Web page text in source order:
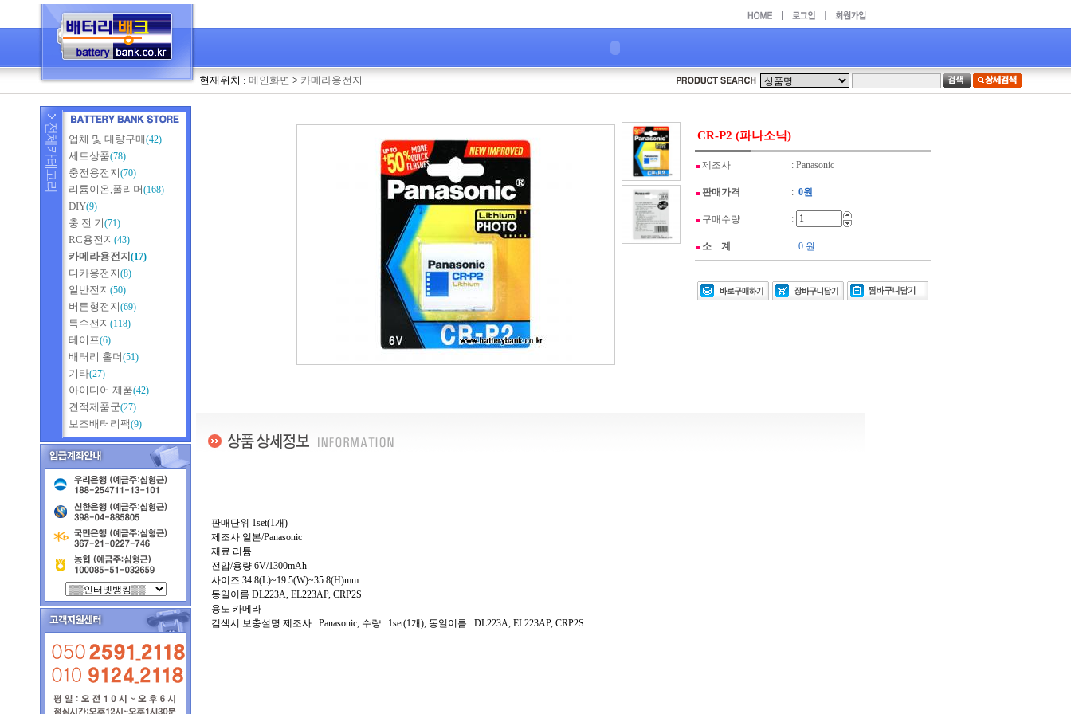
현재위치 : 메인화면 > 카메라용전지
업체 및 대량구매(42)
세트상품(78)
충전용전지(70)
리튬이온,폴리머(168)
DIY(9)
충 전 기(71)
RC용전지(43)
카메라용전지 (17)
디카용전지(8)
일반전지(50)
버튼형전지(69)
특수전지(118)
테이프(6)
배터리 홀더(51)
기타(27)
아이디어 제품(42)
견적제품군(27)
보조배터리팩(9)
CR-P2 (파나소닉)
제조사 : Panasonic
판매가격 : 0원
구매수량 :
소 계 : 0 원
판매단위 1set(1개)
제조사 일본/Panasonic
재료 리튬
전압/용량 6V/1300mAh
사이즈 34.8(L)~19.5(W)~35.8(H)mm
동일이름 DL223A, EL223AP, CRP2S
용도 카메라
검색시 보충설명 제조사 : Panasonic, 수량 : 1set(1개), 동일이름 : DL223A, EL223AP, CRP2S